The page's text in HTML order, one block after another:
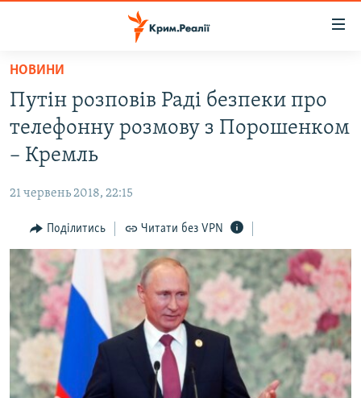
Перейти
основного
матеріалу
Перейти
основної
навігації
Перейти
до
пошуку
ВОДА.КРИМ
ВІДЕО ТА ФОТО
БЛОГИ
ПОГЛЯД
ІНТЕРВ'Ю
ВСЕ ЗА ДЕНЬ
СПЕЦПРОЕКТИ
ДЕПОРТАЦІЯ
ВІДЕОУРОКИ «ELIFBE»
ЯК ОБІЙТИ БЛОКУВАННЯ
Русский
НОВИНИ
Путін розповів Раді безпеки про
телефонну розмову з Порошенком
– Кремль
21 червень 2018, 22:15
Поділитись Читати без VPN